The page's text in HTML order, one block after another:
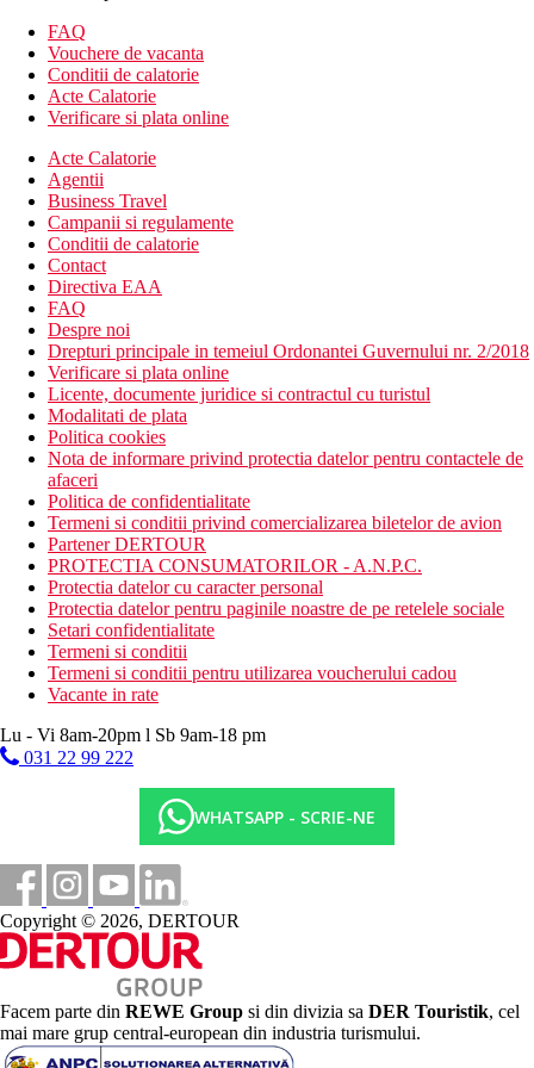
discoteca
2 piscine
2 piscine pentru copii
piscina acoperita
parc de distractii
centru SPA
mini club (inchiriere trasuri contra cost)
Descrierea camerei
Superior
aer conditionat controlat central
TV cu receptie satelit
Wi-Fi (gratuit)
minibar (reumplut zilnic cu bauturi racoritoare si bere)
papuci
sanitare proprii (baie, uscator de par, toaleta)
seif (gratuit)
set pentru prepararea ceaiului si cafelei
balcon
Cazare contra cost
Superioara cu vedere laterala sau directa la mare
Camera de familie duplex - 2 dormitoare pe doua etaje,
etaj inferior - dormitor, baie, etaj superior accesibil pe scari
- dormitor, baie
Camera de familie duplex cu vedere la mare - acelasi
echipament ca duplexul clasic
Descrierea plajei
nisipos cu pietricele
un depozit (schimbare contra cost)
restaurant si bar pe plaja
Activitati gratuite
programe bogate de zi si de seara
1 petrecere saptamanala pe debarcader
baie turceasca
sauna si aburi
terenuri de tenis
tenis de masa
volei pe plaja
fitness
darts
gimnastica acvatica
bocce
FAQ
Vouchere de vacanta
Conditii de calatorie
Acte Calatorie
Verificare si plata online
Acte Calatorie
Agentii
Business Travel
Campanii si regulamente
Conditii de calatorie
Contact
Directiva EAA
FAQ
Despre noi
Drepturi principale in temeiul Ordonantei Guvernului nr. 2/2018
Verificare si plata online
Licente, documente juridice si contractul cu turistul
Modalitati de plata
Politica cookies
Nota de informare privind protectia datelor pentru contactele de
afaceri
Politica de confidentialitate
Termeni si conditii privind comercializarea biletelor de avion
Partener DERTOUR
PROTECTIA CONSUMATORILOR - A.N.P.C.
Protectia datelor cu caracter personal
Protectia datelor pentru paginile noastre de pe retelele sociale
Setari confidentialitate
Termeni si conditii
Termeni si conditii pentru utilizarea voucherului cadou
Vacante in rate
Lu - Vi 8am-20pm l Sb 9am-18 pm
031 22 99 222
WHATSAPP - SCRIE-NE
Copyright © 2026, DERTOUR
Facem parte din REWE Group si din divizia sa DER Touristik, cel
mai mare grup central-european din industria turismului.